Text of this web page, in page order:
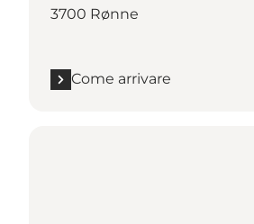
3700 Rønne
Come arrivare